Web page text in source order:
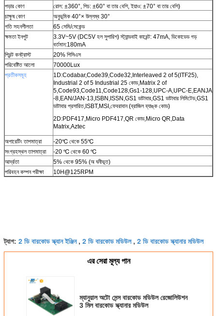
পড়ার কোণ
রোল: ±360°, পিচ: ±60° বা তার বেশি, ইয়াও: ±70° বা তার বেশি)
চাক্ষুষ কোণ
অনুভূমিক 40°× উল্লম্ব 30°
গতি সহনশীলতা
65 সেমি/সেকেন্ড
ক্ষমতা ইনপুট
3.3V~5V (DC5V হল সুপারিশ) স্ট্যান্ডবাই কারেন্ট: 47mA, ডিকোডেড গড়
বর্তমান:180mA
প্রিন্ট কনট্রাস্ট
20% পিসিএস
পরিবেষ্টিত আলো
70000Lux
প্রতীকসমূহ
1D:Codabar,Code39,Code32,Interleaved 2 of 5(ITF25),
Industrial 2 of 5 Industrial 25 কোড,Matrix 2 of
5,Code93,Code11,Code128,Gs1-128,UPC-A,UPC-E,EANJA
-8,EAN/JAN-13,ISBN,ISSN,GS1 ডাটাবার,GS1 ডাটাবার লিমিটেড,GS1
ডাটাবার প্রসারিত,ISBT,MSI,ফেবরাবান (ব্রাজিল ব্যাঙ্ক কোড)
2D:PDF417,Micro PDF417,QR কোড,Micro QR,Data
Matrix,Aztec
অপারেটিং তাপমাত্রা
-20℃ থেকে 55℃
সংগ্রহস্থল তাপমাত্রা
-20 ℃ থেকে 60 ℃
আর্দ্রতা
5% থেকে 95% (অ ঘনীভূত)
পরিবহন কম্পন পরীক্ষা
10H@125RPM
ট্যাগ: 2 ডি বারকোড স্ক্যান ইঞ্জিন, 2 ডি বারকোড মডিউল, 2 ডি বারকোড স্ক্যানার মডিউল
এর সেরা মূল্য পান
ম্যানুয়াল অটো সেন্স বারকোড মডিউল রেজোলিউশন
3 মিল বারকোড স্ক্যানার মডিউল